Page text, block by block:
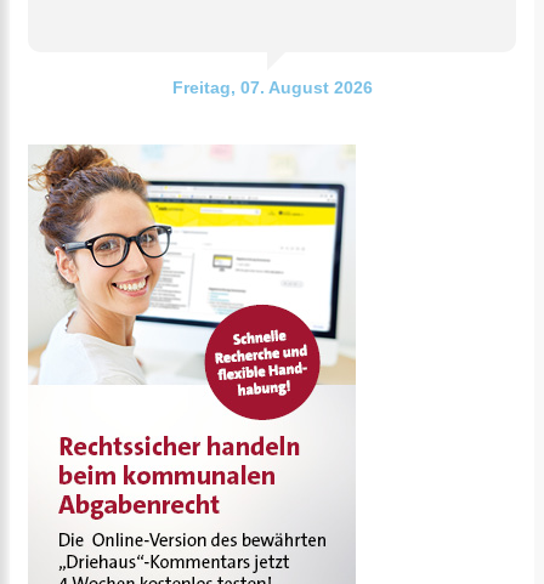
Freitag, 07. August 2026